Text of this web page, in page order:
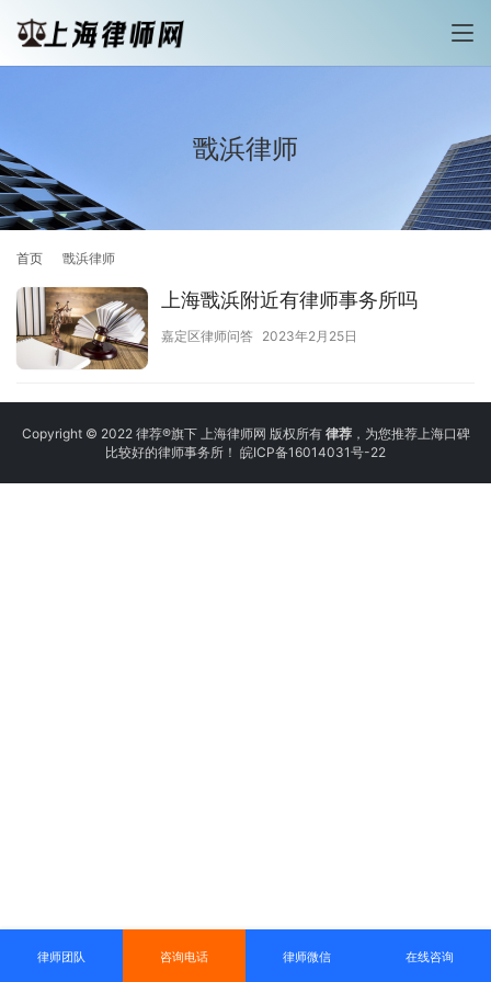
戬浜律师
首页 戬浜律师
上海戬浜附近有律师事务所吗
嘉定区律师问答 2023年2月25日
Copyright © 2022 律荐®旗下 上海律师网 版权所有 律荐，为您推荐上海口碑
比较好的律师事务所！ 皖ICP备16014031号-22
律师团队 咨询电话 律师微信 在线咨询